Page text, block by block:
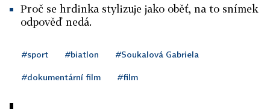
Proč se hrdinka stylizuje jako oběť, na to snímek
odpověď nedá.
#sport #biatlon #Soukalová Gabriela
#dokumentární film #film